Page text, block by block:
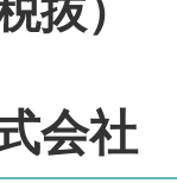
抜）
会社